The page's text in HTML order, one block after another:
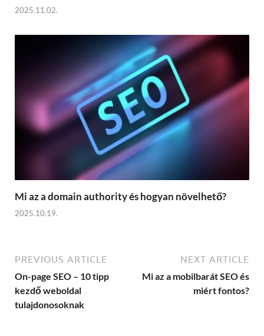
2025.11.02.
Mi az a domain authority és hogyan növelhető?
2025.10.19.
PREVIOUS ARTICLE
On-page SEO – 10 tipp
kezdő weboldal
tulajdonosoknak
NEXT ARTICLE
Mi az a mobilbarát SEO és
miért fontos?